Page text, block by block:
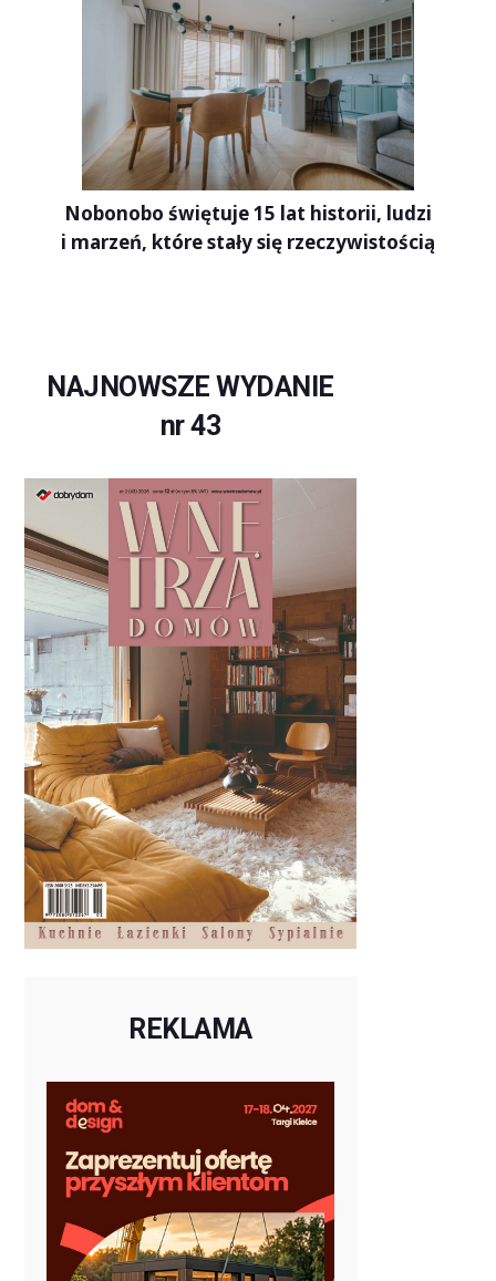
Nobonobo świętuje 15 lat historii, ludzi
i marzeń, które stały się rzeczywistością
NAJNOWSZE WYDANIE
nr 43
REKLAMA